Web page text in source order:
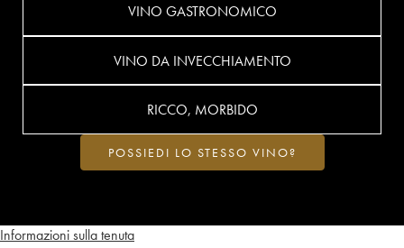
Informazioni sulla tenuta
VINO GASTRONOMICO
VINO DA INVECCHIAMENTO
RICCO, MORBIDO
POSSIEDI LO STESSO VINO?